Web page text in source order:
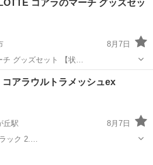
コアラのマーチ グッズセッ
8月7日
のマーチ グッズセット 【状…
コアラのマーチ
アラウルトラメッシュex
丘駅
8月7日
ウルトラメッシュex ブラック 2.…